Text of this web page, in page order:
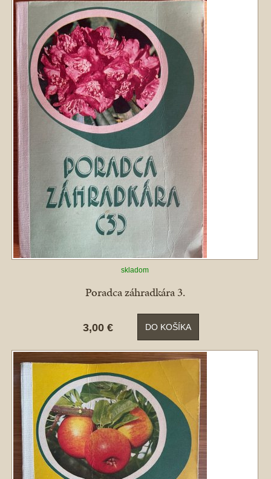
skladom
Poradca záhradkára 3.
3,00 € DO KOŠÍKA